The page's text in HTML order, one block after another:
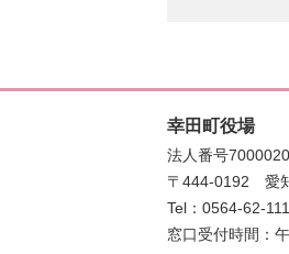
幸田町役場
法人番号
〒444-0192
愛
Tel：0564-62-
窓口受付時間：